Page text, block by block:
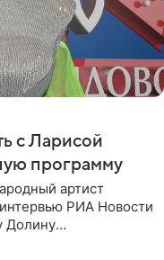
с Ларисой
программу
артист
РИА Новости
Долину